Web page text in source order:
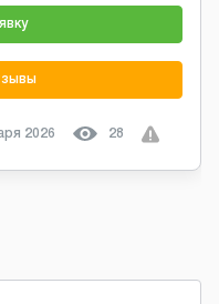
2026 28